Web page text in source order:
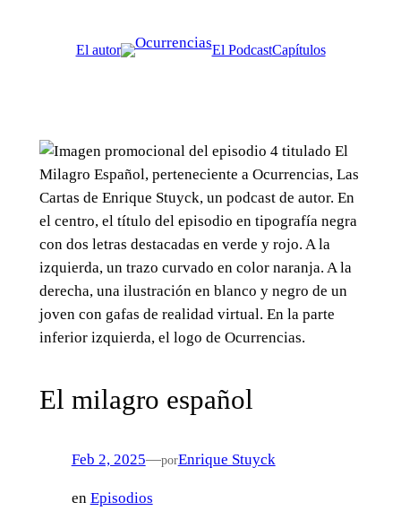
El autor El PodcastCapítulos
El milagro español
Feb 2, 2025—porEnrique Stuyck
en Episodios